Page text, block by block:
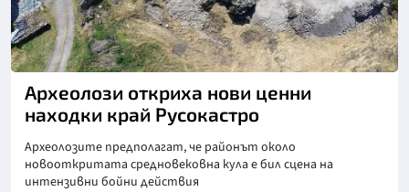
Археолози откриха нови ценни
находки край Русокастро
Археолозите предполагат, че районът около
новооткритата средновековна кула е бил сцена на
интензивни бойни действия